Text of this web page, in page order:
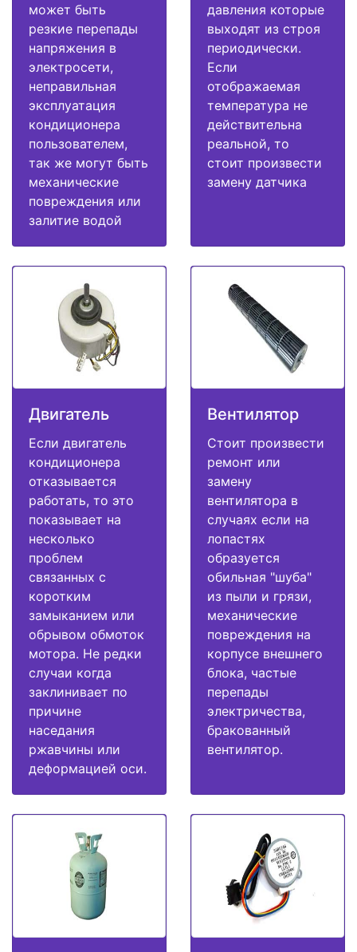
может быть
резкие перепады
напряжения в
электросети,
неправильная
эксплуатация
кондиционера
пользователем,
так же могут быть
механические
повреждения или
залитие водой
давления которые
выходят из строя
периодически.
Если
отображаемая
температура не
действительна
реальной, то
стоит произвести
замену датчика
Двигатель
Если двигатель
кондиционера
отказывается
работать, то это
показывает на
несколько
проблем
связанных с
коротким
замыканием или
обрывом обмоток
мотора. Не редки
случаи когда
заклинивает по
причине
наседания
ржавчины или
деформацией оси.
Вентилятор
Стоит произвести
ремонт или
замену
вентилятора в
случаях если на
лопастях
образуется
обильная "шуба"
из пыли и грязи,
механические
повреждения на
корпусе внешнего
блока, частые
перепады
электричества,
бракованный
вентилятор.